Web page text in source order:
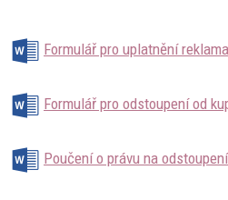
Formulář pro uplatnění
Formulář pro odstoupení od
Poučení o právu na